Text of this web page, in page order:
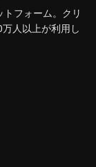
フォーム。クリ
人以上が利用し